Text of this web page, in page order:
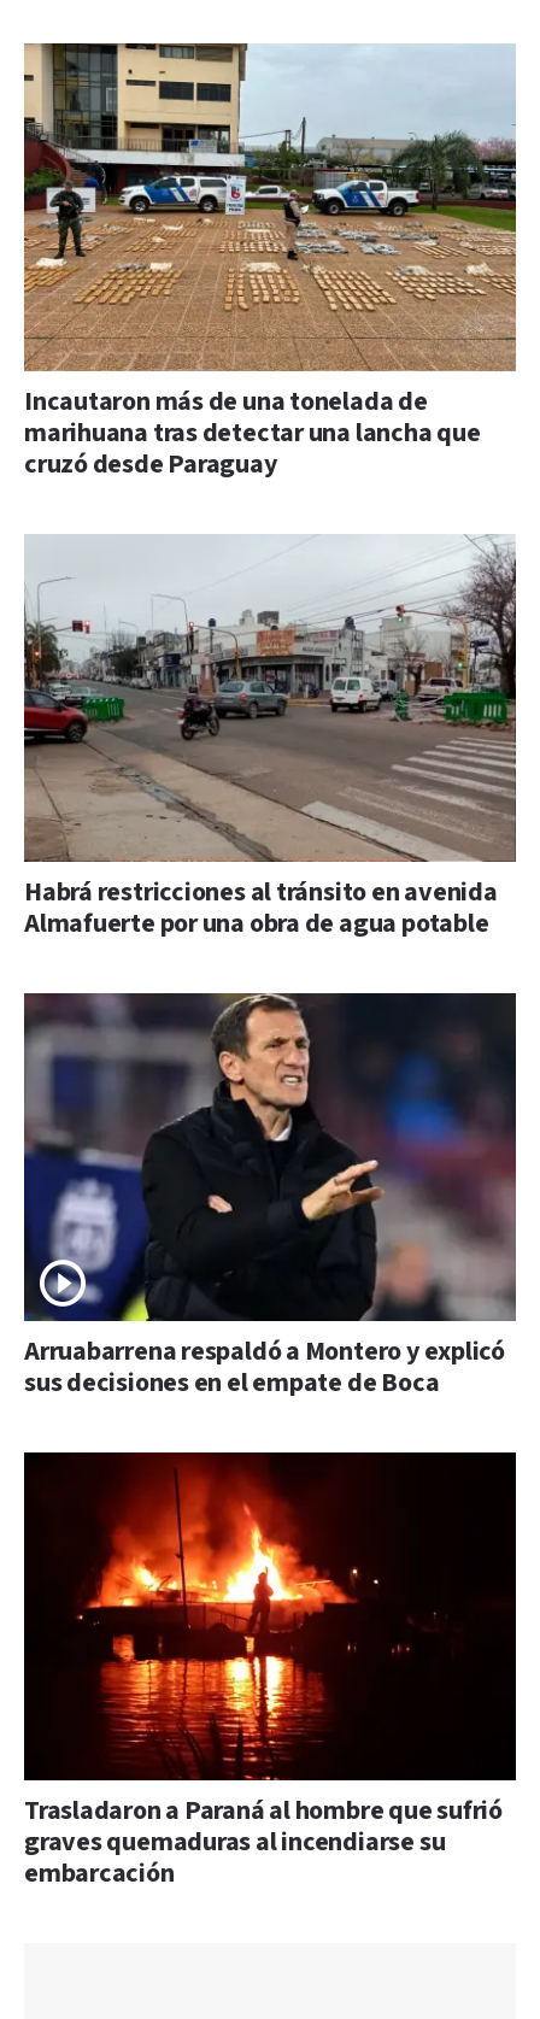
Incautaron más de una tonelada de
marihuana tras detectar una lancha que
cruzó desde Paraguay
Habrá restricciones al tránsito en avenida
Almafuerte por una obra de agua potable
Arruabarrena respaldó a Montero y explicó
sus decisiones en el empate de Boca
Trasladaron a Paraná al hombre que sufrió
graves quemaduras al incendiarse su
embarcación